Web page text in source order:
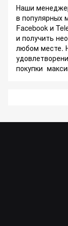
Наши
в популярных
Facebook и
и получить
любом месте.
покупки